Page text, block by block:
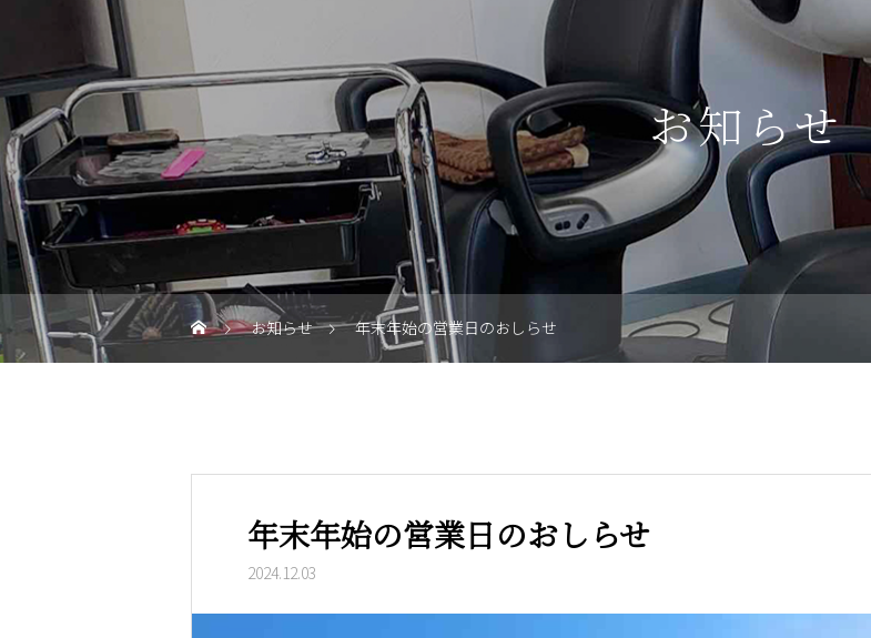
お知らせ
お知らせ 年末年始の営業日のおしらせ
年末年始の営業日のおしらせ
2024.12.03